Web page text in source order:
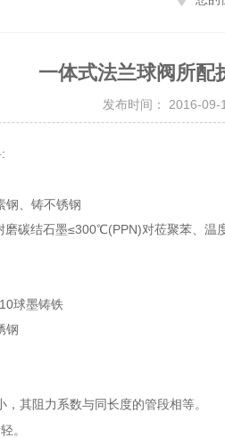
一体式法兰球阀所配
发布时间： 2016-
、铸不锈钢
结石墨≤300℃(PPN)对莅聚苯、温
墨铸铁
，其阻力系数与同长度的管段相等。
。